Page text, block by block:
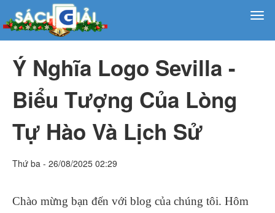
Ý Nghĩa Logo Sevilla -
Biểu Tượng Của Lòng
Tự Hào Và Lịch Sử
Thứ ba - 26/08/2025 02:29
Chào mừng bạn đến với blog của chúng tôi. Hôm